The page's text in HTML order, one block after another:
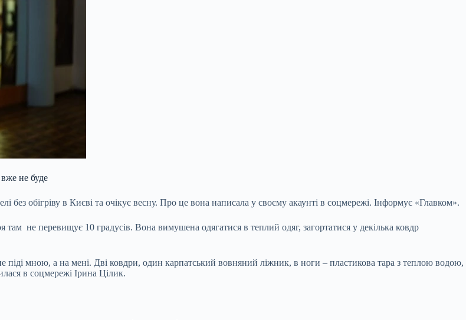
не буде
без обігріву в Києві та очікує весну. Про це вона написала у своєму акаунті в соцмережі. Інформує «Главком».
там не перевищує 10 градусів. Вона вимушена одягатися в теплий одяг, загортатися у декілька ковдр
мною, а на мені. Дві ковдри, один карпатський вовняний ліжник, в ноги – пластикова тара з теплою водою,
в соцмережі Ірина Цілик.